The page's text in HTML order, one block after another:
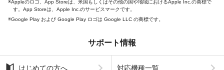
Appleのロゴ、App Storeは、米国もしくはその他の国や地域におけるApple Inc.の商標で
す。App Storeは、Apple Inc.のサービスマークです。
Google Play および Google Play ロゴは Google LLC の商標です。
サポート情報
はじめての方へ 対応機種一覧